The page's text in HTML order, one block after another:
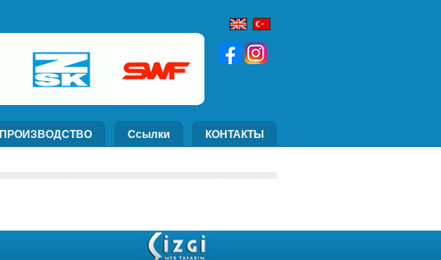
ПРОИЗВОДСТВО Ссылки КОНТАКТЫ